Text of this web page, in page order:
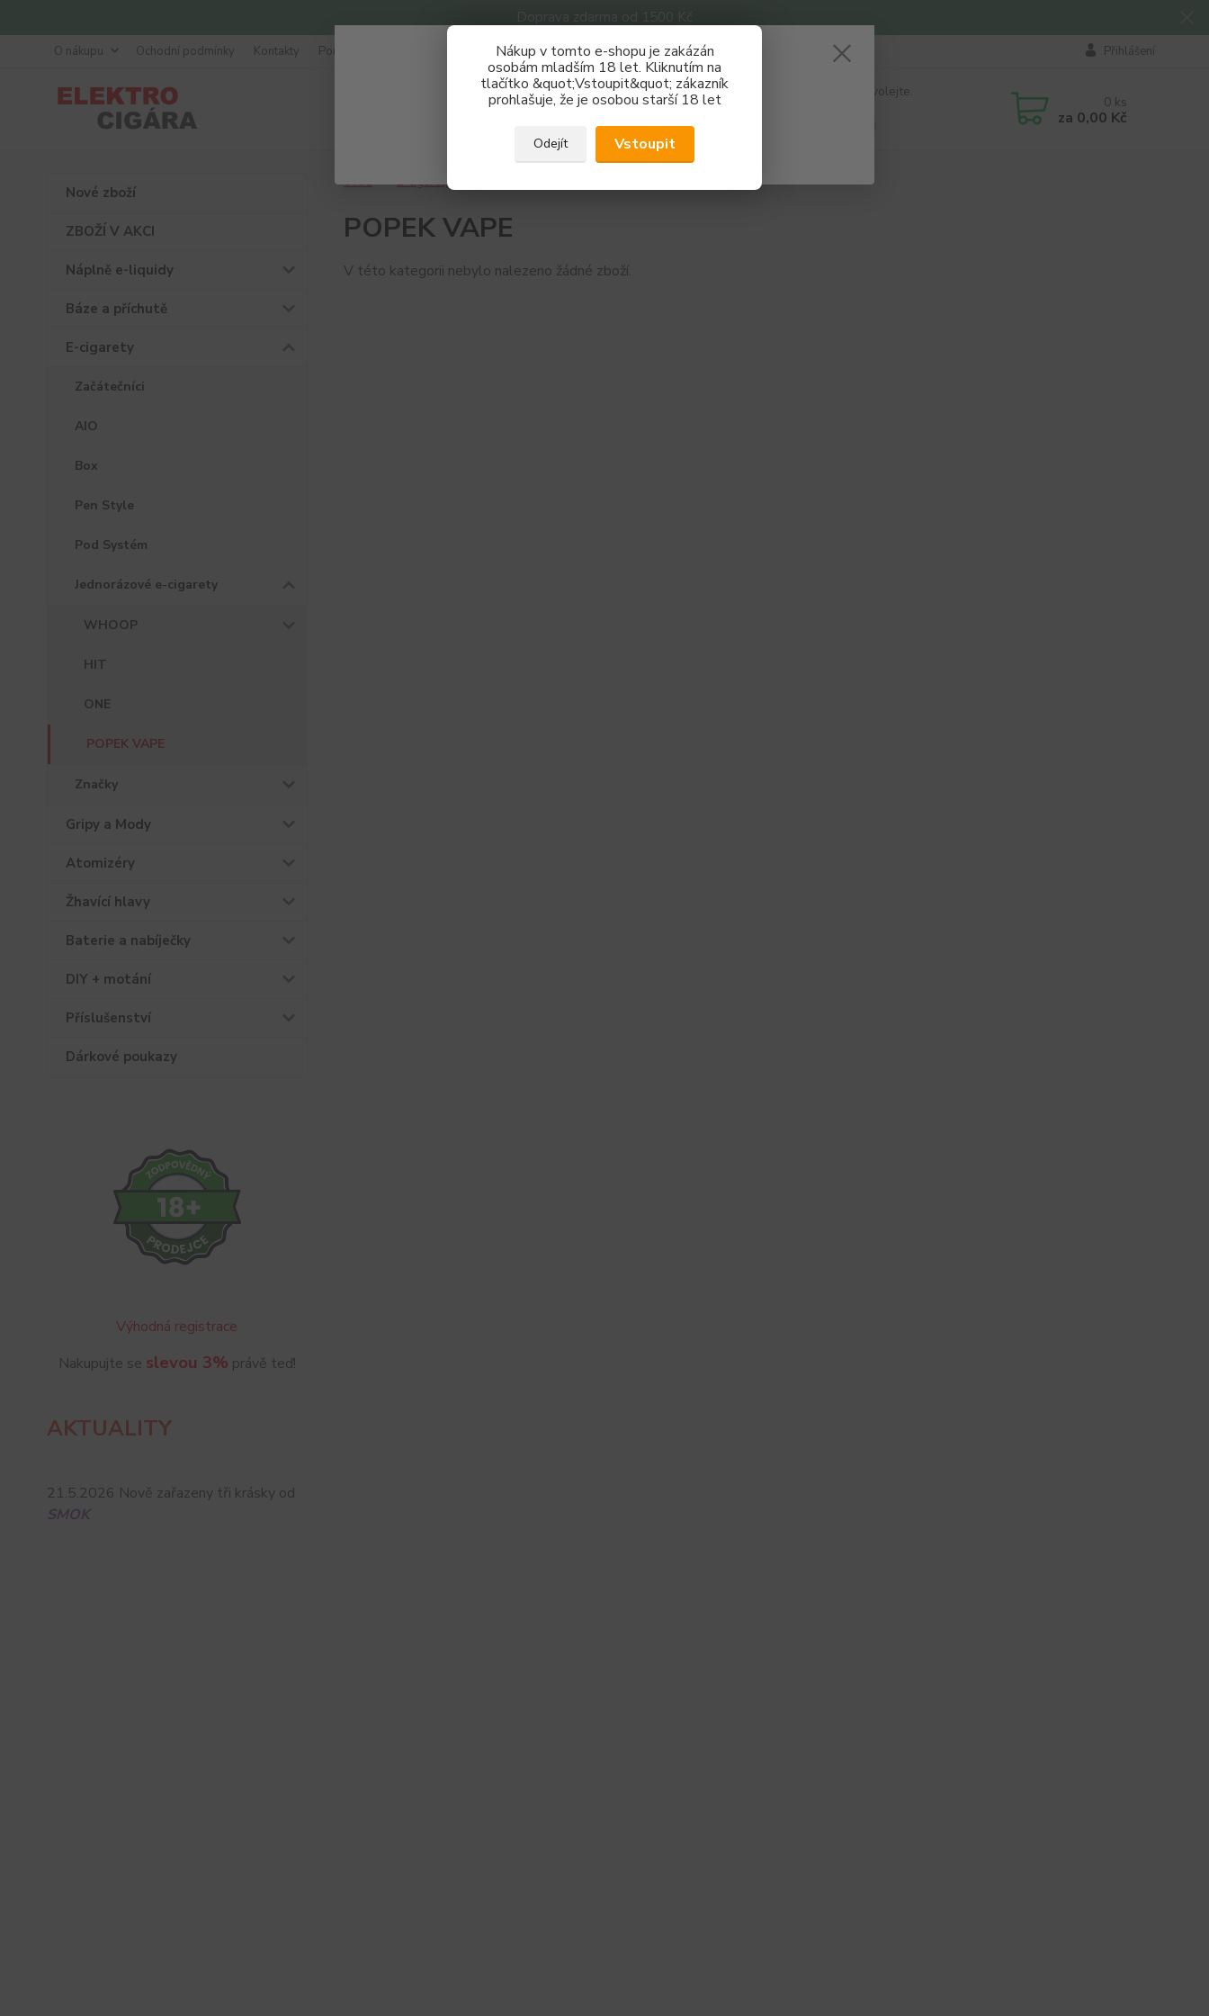
Doprava zdarma od 1500 Kč
Nákup v tomto e-shopu je zakázán
osobám mladším 18 let. Kliknutím na
tlačítko &quot;Vstoupit&quot; zákazník
prohlašuje, že je osobou starší 18 let
Odejít Vstoupit
O nákupu Ochodní podmínky Kontakty Poradna Přihlášení
Hledat
Nevíte si rady? Zavolejte.
0 ks
za 0,00 Kč
Nové zboží
ZBOŽÍ V AKCI
Náplně e-liquidy
Báze a příchutě
E-cigarety
Začátečníci
AIO
Box
Pen Style
Pod Systém
Jednorázové e-cigarety
WHOOP
HIT
ONE
POPEK VAPE
Značky
Gripy a Mody
Atomizéry
Žhavící hlavy
Baterie a nabíječky
DIY + motání
Příslušenství
Dárkové poukazy
Výhodná registrace
Nakupujte se slevou 3% právě teď!
AKTUALITY
21.5.2026 Nově zařazeny tři krásky od
SMOK
Úvod E-cigarety
POPEK VAPE
V této kategorii nebylo nalezeno žádné zboží.
Získej slevu 3%
Zaregistruj se a nakupuj se slevou právě teď!
REGISTRAČNÍ FORMULÁŘ
Zavřít